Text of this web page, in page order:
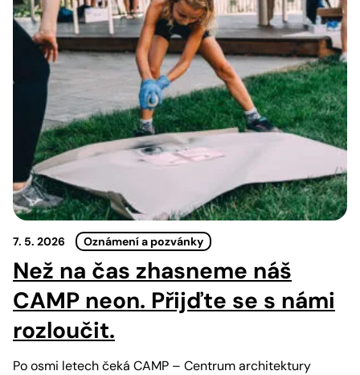
7. 5. 2026 Oznámení a pozvánky
Než na čas zhasneme náš
CAMP neon. Přijďte se s námi
rozloučit.
Po osmi letech čeká CAMP – Centrum architektury